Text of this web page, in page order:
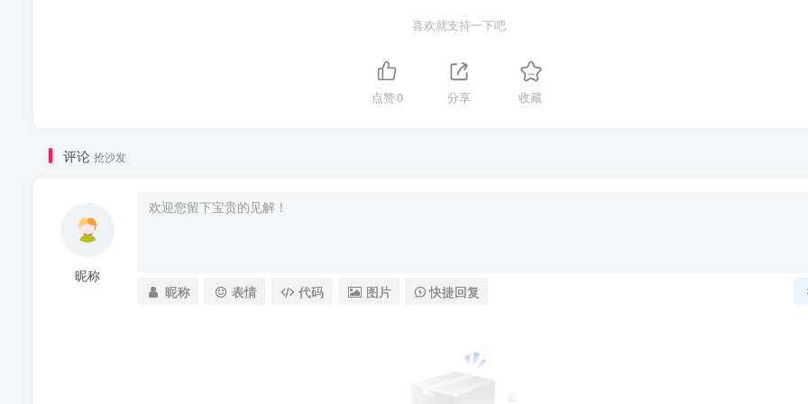
喜欢就支持一下吧
点赞0 分享 收藏
评论 抢沙发
昵称
昵称 表情 代码 图片 快捷回复